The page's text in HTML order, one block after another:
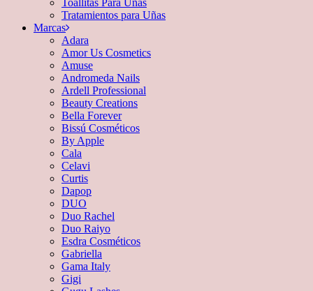
Toallitas Para Uñas
Tratamientos para Uñas
Marcas
Adara
Amor Us Cosmetics
Amuse
Andromeda Nails
Ardell Professional
Beauty Creations
Bella Forever
Bissú Cosméticos
By Apple
Cala
Celavi
Curtis
Dapop
DUO
Duo Rachel
Duo Raiyo
Esdra Cosméticos
Gabriella
Gama Italy
Gigi